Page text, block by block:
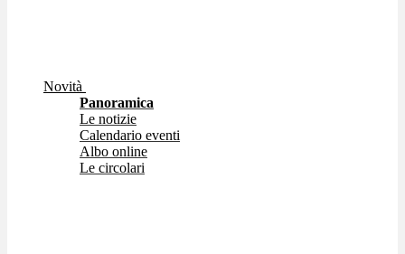
Novità
Panoramica
Le notizie
Calendario eventi
Albo online
Le circolari